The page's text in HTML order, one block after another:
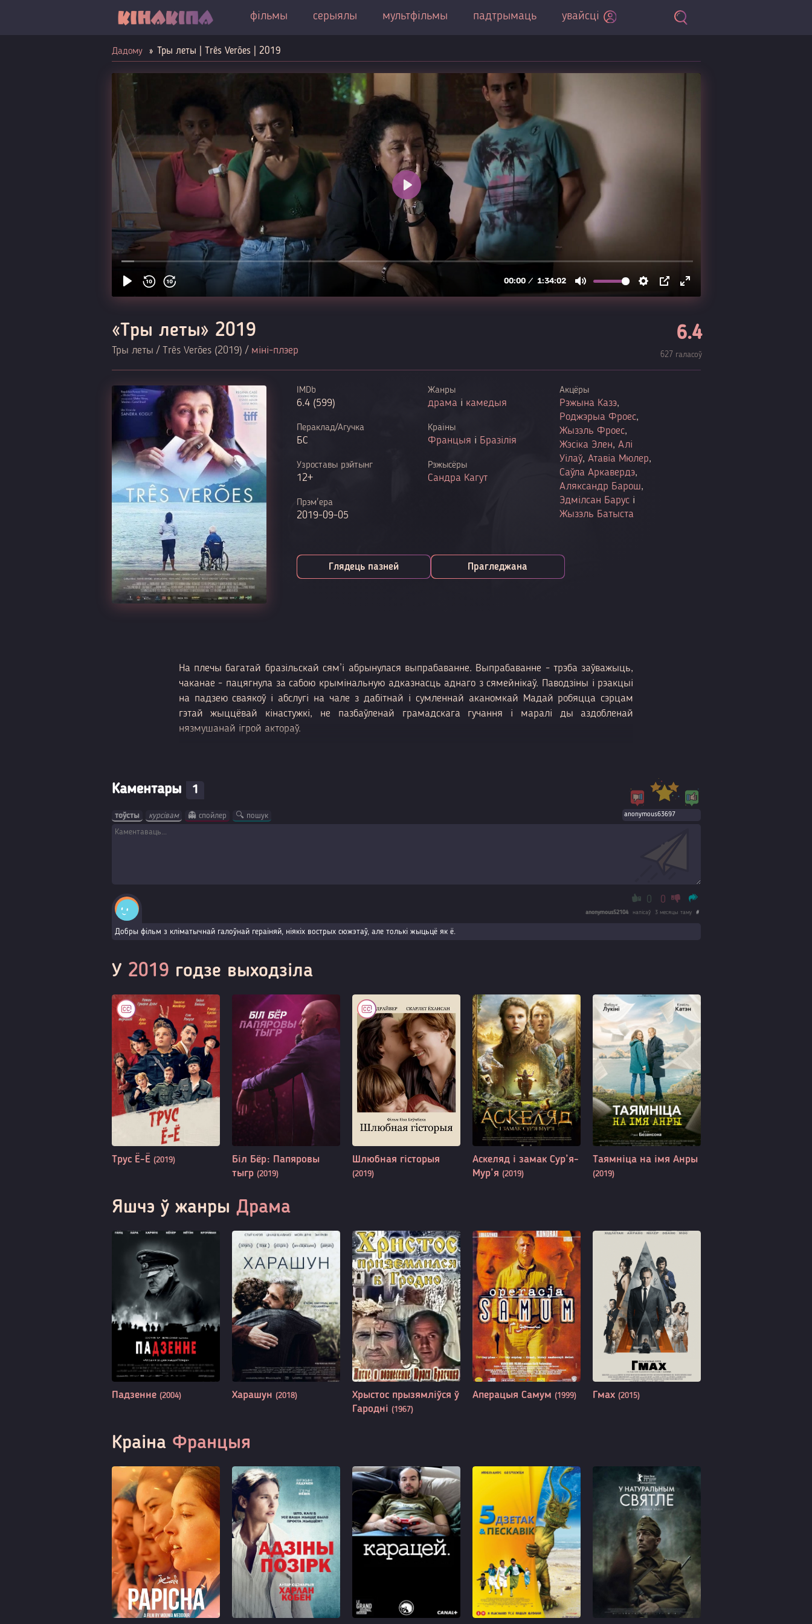
фільмы серыялы мультфільмы падтрымаць увайсці
Дадому Тры леты | Três Verões | 2019
«Тры леты» 2019
Тры леты / Três Verões (2019) / міні-плэер
6.4
627 галасоў
IMDb
6.4 (599)
Пераклад/Агучка
БС
Узроставы рэйтынг
12+
Прэм'ера
2019-09-05
Жанры
драма і камедыя
Краіны
Францыя і Бразілія
Рэжысёры
Сандра Кагут
Акцёры
Рэжына Казэ,
Роджэрыа Фроес,
Жызэль Фроес,
Жэсіка Элен, Алі
Уілаў, Атавіа Мюлер,
Саўла Аркавердэ,
Аляксандр Барош,
Эдмілсан Барусі
Жызэль Батыста
Глядець пазней Прагледжана
На плечы багатай бразільскай сям’і абрынулася выпрабаванне. Выпрабаванне - трэба заўважыць,
чаканае - пацягнула за сабою крымінальную адказнасць аднаго з сямейнікаў. Паводзіны і рэакцыі
на падзею сваякоў і абслугі на чале з дабітнай і сумленнай аканомкай Мадай робяцца сэрцам
гэтай жыццёвай кінастужкі, не пазбаўленай грамадскага гучання і маралі ды аздобленай
нязмушанай ігрой актораў.
Каментары 1
тоўсты курсівам 👻 спойлер 🔍 пошук
0 0
anonymous52104 напісаў 3 месяцы таму #
Добры фільм з кліматычнай галоўнай гераіняй, ніякіх вострых сюжэтаў, але толькі жыцьцё як ё.
У 2019 годзе выходзіла
Трус Ё-Ё (2019)
Біл Бёр: Папяровы
тыгр (2019)
Шлюбная гісторыя
(2019)
Аскеляд і замак Сур’я-
Мур’я (2019)
Таямніца на імя Анры
(2019)
Яшчэ ў жанры Драма
Падзенне (2004) Харашун (2018)
Хрыстос прызямліўся ў
Гароднi (1967)
Аперацыя Самум (1999) Гмах (2015)
Краіна Францыя